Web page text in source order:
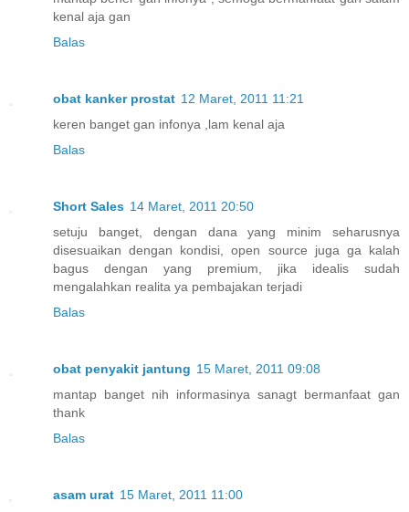
kenal aja gan
Balas
obat kanker prostat 12 Maret, 2011 11:21
keren banget gan infonya ,lam kenal aja
Balas
Short Sales 14 Maret, 2011 20:50
setuju banget, dengan dana yang minim seharusnya
disesuaikan dengan kondisi, open source juga ga kalah
bagus dengan yang premium, jika idealis sudah
mengalahkan realita ya pembajakan terjadi
Balas
obat penyakit jantung 15 Maret, 2011 09:08
mantap banget nih informasinya sanagt bermanfaat gan
thank
Balas
asam urat 15 Maret, 2011 11:00